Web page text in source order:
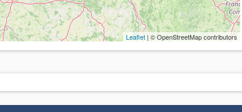
Leaflet | © OpenStreetMap contributors